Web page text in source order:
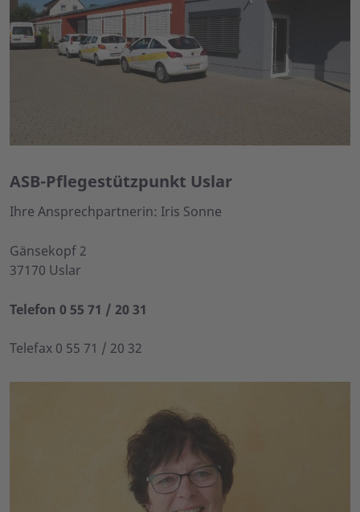
ASB-Pflegestützpunkt Uslar
Ihre Ansprechpartnerin: Iris Sonne
Gänsekopf 2
37170 Uslar
Telefon 0 55 71 / 20 31
Telefax 0 55 71 / 20 32